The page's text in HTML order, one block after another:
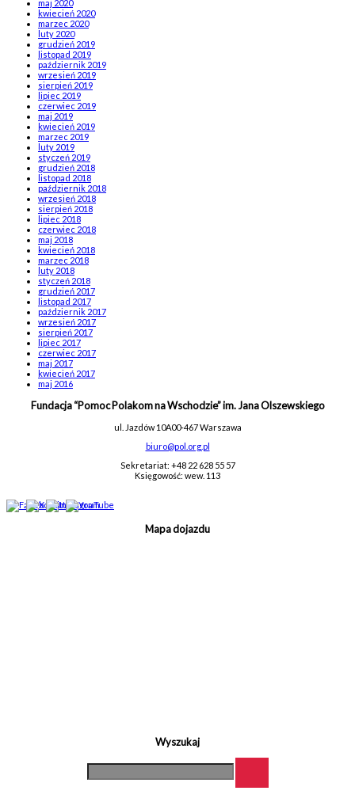
maj 2020
kwiecień 2020
marzec 2020
luty 2020
grudzień 2019
listopad 2019
październik 2019
wrzesień 2019
sierpień 2019
lipiec 2019
czerwiec 2019
maj 2019
kwiecień 2019
marzec 2019
luty 2019
styczeń 2019
grudzień 2018
listopad 2018
październik 2018
wrzesień 2018
sierpień 2018
lipiec 2018
czerwiec 2018
maj 2018
kwiecień 2018
marzec 2018
luty 2018
styczeń 2018
grudzień 2017
listopad 2017
październik 2017
wrzesień 2017
sierpień 2017
lipiec 2017
czerwiec 2017
maj 2017
kwiecień 2017
maj 2016
Fundacja “Pomoc Polakom na Wschodzie” im. Jana Olszewskiego
ul. Jazdów 10A00-467 Warszawa
biuro@pol.org.pl
Sekretariat: +48 22 628 55 57
Księgowość: wew. 113
Mapa dojazdu
Wyszukaj